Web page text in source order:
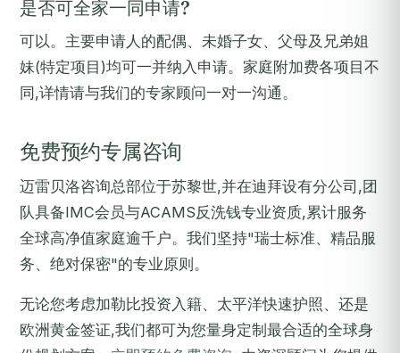
是否可全家一同申请?
可以。主要申请人的配偶、未婚子女、父母及兄弟姐
妹(特定项目)均可一并纳入申请。家庭附加费各项目不
同,详情请与我们的专家顾问一对一沟通。
免费预约专属咨询
迈雷贝洛咨询总部位于苏黎世,并在迪拜设有分公司,团
队具备IMC会员与ACAMS反洗钱专业资质,累计服务
全球高净值家庭逾千户。我们坚持"瑞士标准、精品服
务、绝对保密"的专业原则。
无论您考虑加勒比投资入籍、太平洋快速护照、还是
欧洲黄金签证,我们都可为您量身定制最合适的全球身